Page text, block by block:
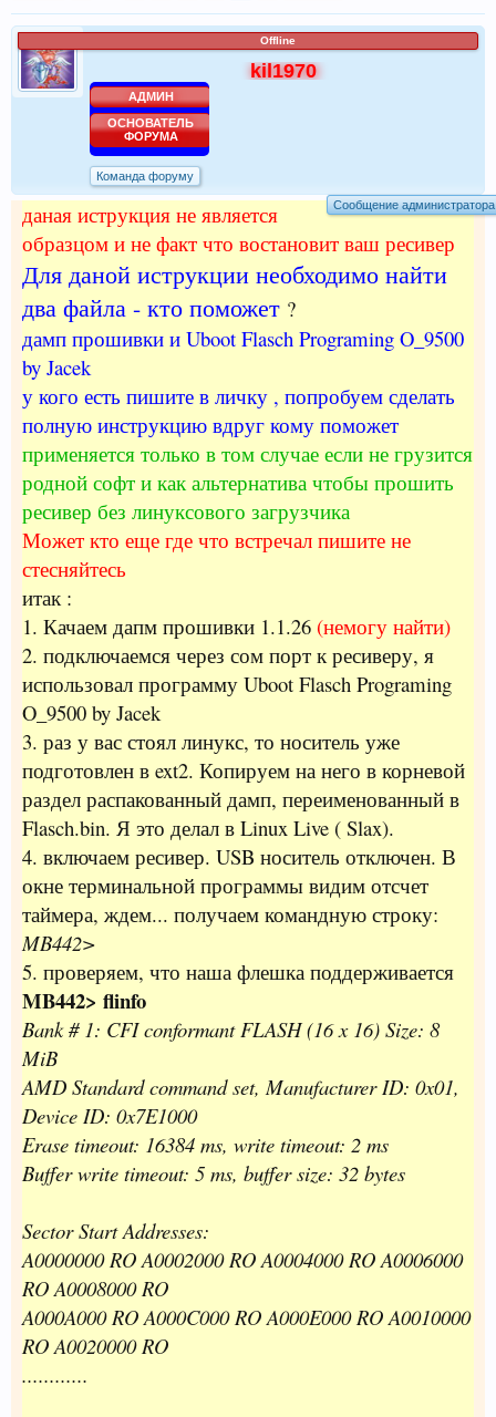
Offline
kil1970
АДМИН
ОСНОВАТЕЛЬ
ФОРУМА
Команда форуму
Сообщение администратора
даная иструкция не является
образцом и не факт что востановит ваш ресивер
Для даной иструкции необходимо найти
два файла - кто поможет ?
дамп прошивки и Uboot Flasch Programing O_9500
by Jacek
у кого есть пишите в личку , попробуем сделать
полную инструкцию вдруг кому поможет
применяется только в том случае если не грузится
родной софт и как альтернатива чтобы прошить
ресивер без линуксового загрузчика
Может кто еще где что встречал пишите не
стесняйтесь
итак :
1. Качаем дапм прошивки 1.1.26 (немогу найти)
2. подключаемся через сом порт к ресиверу, я
использовал программу Uboot Flasch Programing
O_9500 by Jacek
3. раз у вас стоял линукс, то носитель уже
подготовлен в ext2. Копируем на него в корневой
раздел распакованный дамп, переименованный в
Flasch.bin. Я это делал в Linux Live ( Slax).
4. включаем ресивер. USB носитель отключен. В
окне терминальной программы видим отсчет
таймера, ждем... получаем командную строку:
MB442>
5. проверяем, что наша флешка поддерживается
MB442> flinfo
Bank # 1: CFI conformant FLASH (16 x 16) Size: 8
MiB
AMD Standard command set, Manufacturer ID: 0x01,
Device ID: 0x7E1000
Erase timeout: 16384 ms, write timeout: 2 ms
Buffer write timeout: 5 ms, buffer size: 32 bytes
Sector Start Addresses:
A0000000 RO A0002000 RO A0004000 RO A0006000
RO A0008000 RO
A000A000 RO A000C000 RO A000E000 RO A0010000
RO A0020000 RO
............